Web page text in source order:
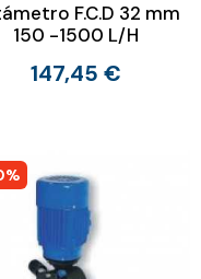
F.C.D 32 mm
150 -1500 L/H
147,45 €